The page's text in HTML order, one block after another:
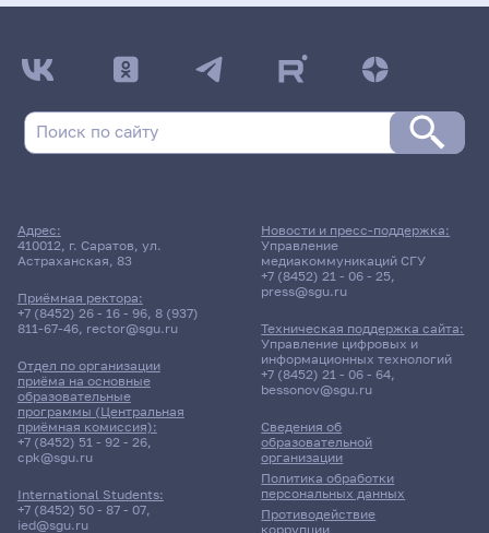
Адрес:
410012, г. Саратов, ул.
Астраханская, 83
Приёмная ректора:
+7 (8452) 26 - 16 - 96, 8 (937)
811-67-46, rector@sgu.ru
Отдел по организации
приёма на основные
образовательные
программы (Центральная
приёмная комиссия):
+7 (8452) 51 - 92 - 26,
cpk@sgu.ru
International Students:
+7 (8452) 50 - 87 - 07,
ied@sgu.ru
Сведения об
образовательной
организации
Политика обработки
персональных данных
Противодействие
коррупции
Новости и пресс-поддержка:
Управление
медиакоммуникаций СГУ
+7 (8452) 21 - 06 - 25,
press@sgu.ru
Техническая поддержка сайта:
Управление цифровых и
информационных технологий
+7 (8452) 21 - 06 - 64,
bessonov@sgu.ru